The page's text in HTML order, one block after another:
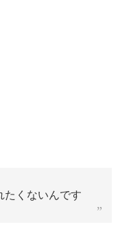
たくないんです